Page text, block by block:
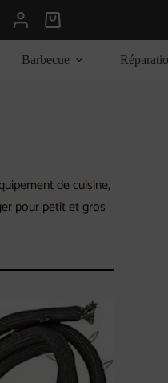
Panier
d’achat
Barbecue
de cuisine,
pour petit et gros